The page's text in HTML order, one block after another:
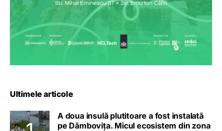
Ultimele articole
A doua insulă plutitoare a fost instalată
pe Dâmbovița. Micul ecosistem din zona